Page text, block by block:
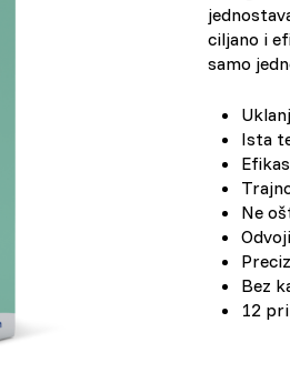
ciljano i
samo
Ista
Ne
Bez
12
France
Finland
Hong Kong
India
Ireland